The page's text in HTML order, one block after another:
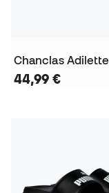
Chanclas Adilette
44,99 €